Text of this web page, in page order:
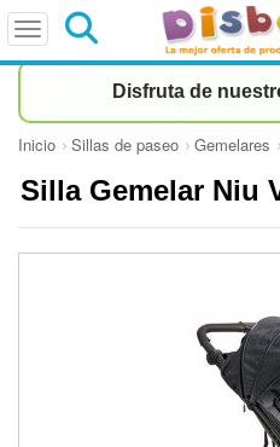
Disfruta de
Inicio Sillas de paseo Gemelares
Silla Gemelar Niu